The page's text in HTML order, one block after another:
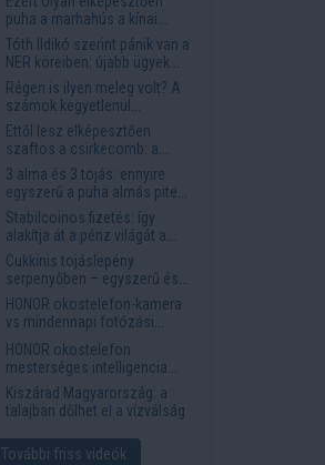
puha a marhahús a kínai
éttermekben
Tóth Ildikó szerint pánik van a
NER köreiben: újabb ügyek
kerülhetnek elő
Régen is ilyen meleg volt? A
számok kegyetlenül
lerombolják a nyári
nosztalgiát
Ettől lesz elképesztően
szaftos a csirkecomb: a
sörös pác a titok
3 alma és 3 tojás: ennyire
egyszerű a puha almás pite
titka
Stabilcoinos fizetés: így
alakítja át a pénz világát a
Visa, a Mastercard és a
Western Union
Cukkinis tojáslepény
serpenyőben – egyszerű és
laktató vacsora
HONOR okostelefon-kamera
vs mindennapi fotózási
igények
HONOR okostelefon
mesterséges intelligencia
funkciók, amelyek
megkönnyítik az életet
Kiszárad Magyarország: a
talajban dőlhet el a vízválság
További friss videók